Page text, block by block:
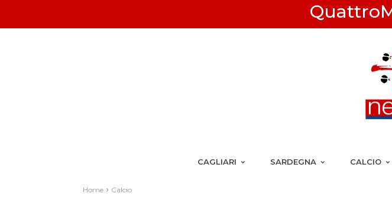
CAGLIARI SARDEGNA CALCIO
Home Calcio